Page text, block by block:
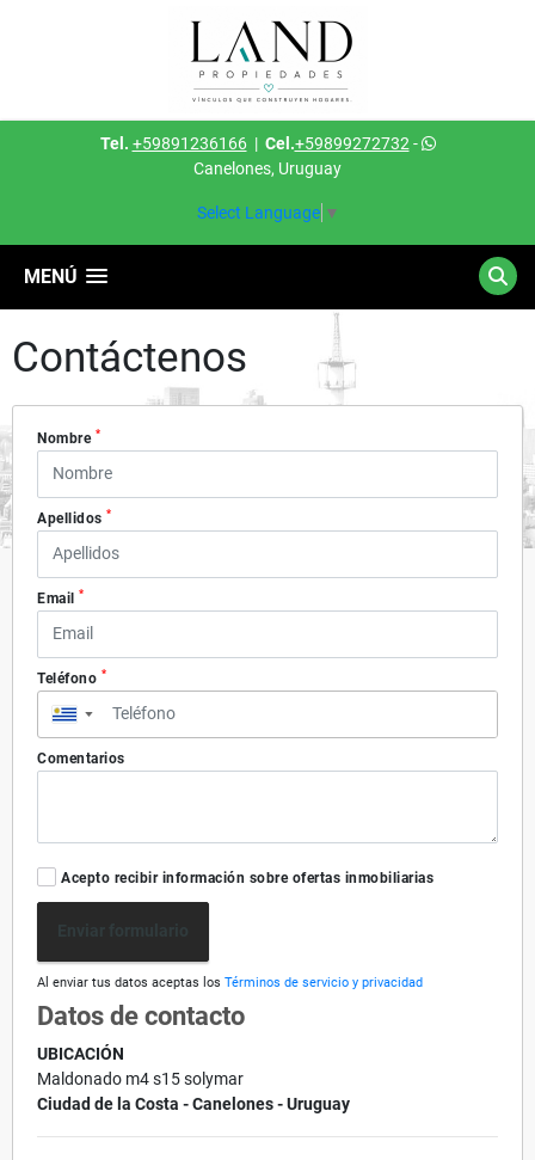
Tel. +59891236166| Cel.+59899272732 -
Canelones, Uruguay
Select Language ▼
MENÚ
Contáctenos
Nombre *
Apellidos *
Email *
Teléfono *
▼
Comentarios
Acepto recibir información sobre ofertas inmobiliarias
Al enviar tus datos aceptas los Términos de servicio y privacidad
Datos de contacto
UBICACIÓN
Maldonado m4 s15 solymar
Ciudad de la Costa - Canelones - Uruguay